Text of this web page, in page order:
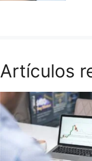
Artículos